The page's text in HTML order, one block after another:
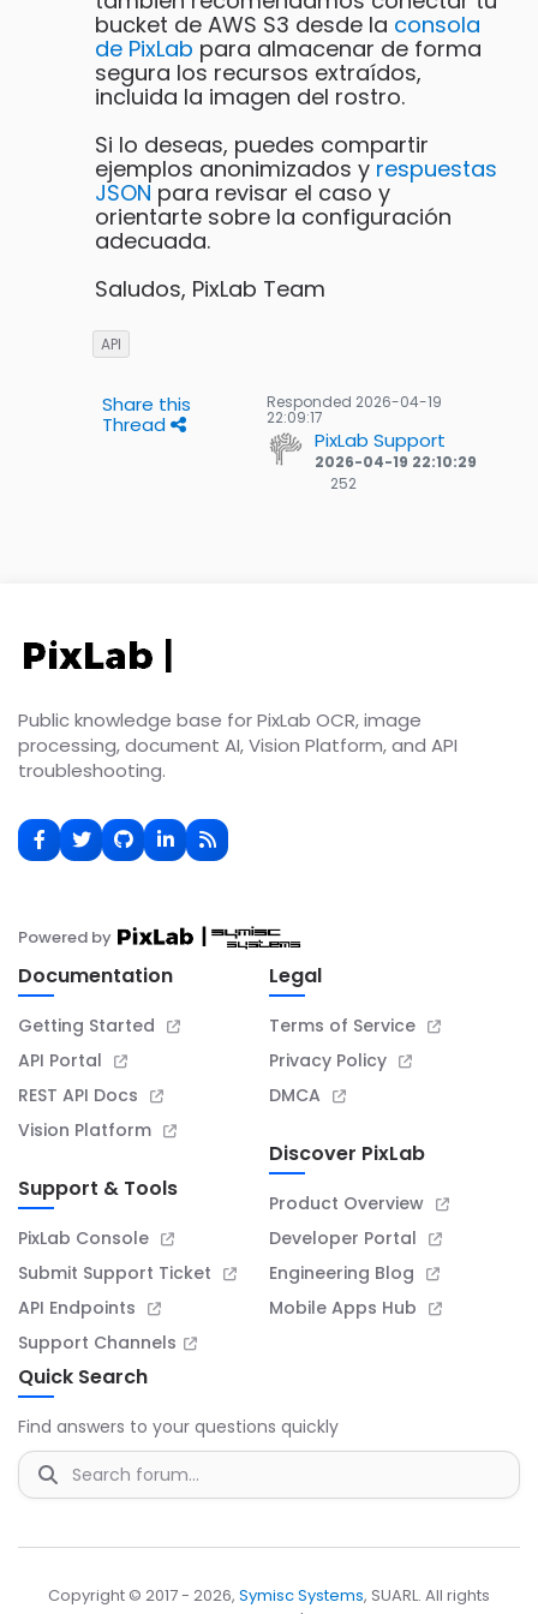
bucket de AWS S3 desde la consola
de PixLab para almacenar de forma
segura los recursos extraídos,
incluida la imagen del rostro.
Si lo deseas, puedes compartir
ejemplos anonimizados yrespuestas
JSON para revisar el caso y
orientarte sobre la configuración
adecuada.
Saludos, PixLab Team
API
Share this
Thread
Responded 2026-04-19
22:09:17
PixLab Support
2026-04-19 22:10:29
252
Public knowledge base for PixLab OCR, image
processing, document AI, Vision Platform, and API
troubleshooting.
Powered by
Documentation
Getting Started
API Portal
REST API Docs
Vision Platform
Support & Tools
PixLab Console
Submit Support Ticket
API Endpoints
Support Channels
Legal
Terms of Service
Privacy Policy
DMCA
Discover PixLab
Product Overview
Developer Portal
Engineering Blog
Mobile Apps Hub
Quick Search
Find answers to your questions quickly
Copyright © 2017 - 2026, Symisc Systems, SUARL. All rights